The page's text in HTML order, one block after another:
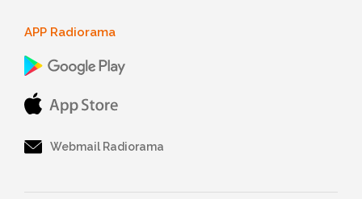
APP Radiorama
Webmail Radiorama